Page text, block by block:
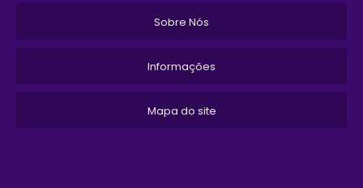
Sobre Nós
Informações
Mapa do site